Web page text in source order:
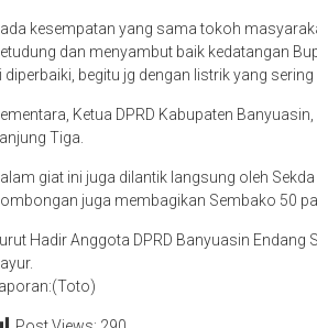
kesempatan yang sama tokoh
dan menyambut baik kedatangan
diperbaiki, begitu jg dengan listrik yang
Ketua DPRD Kabupaten
Tiga.
giat ini juga dilantik langsung oleh
juga membagikan Sembako 50
Hadir Anggota DPRD Banyuasin Endang
Laporan:(Toto)